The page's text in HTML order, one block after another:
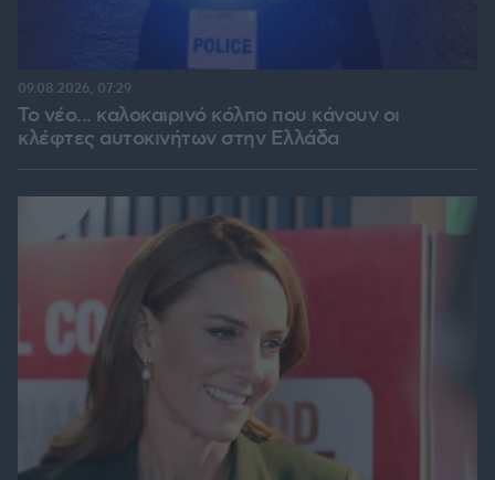
Το νέο... καλοκαιρινό κόλπο που κάνουν οι
κλέφτες αυτοκινήτων στην Ελλάδα
09.08.2026, 07:29